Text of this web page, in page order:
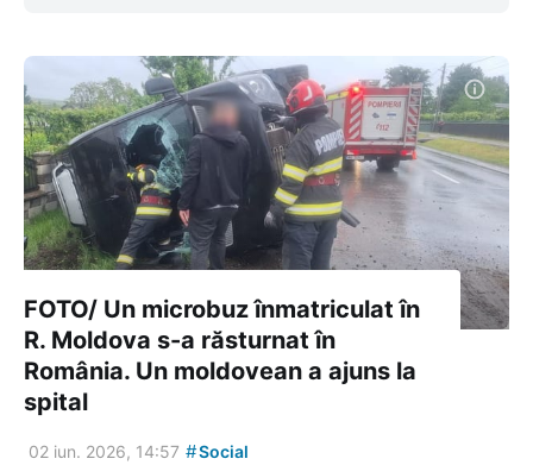
FOTO/ Un microbuz înmatriculat în
R. Moldova s-a răsturnat în
România. Un moldovean a ajuns la
spital
02 iun. 2026, 14:57 #Social